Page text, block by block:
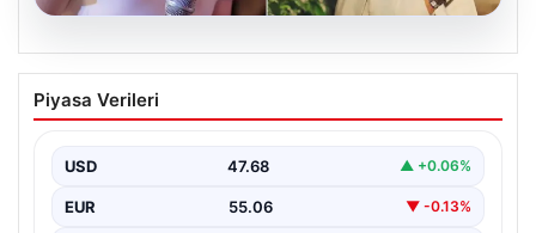
‘Yeraltı’ dizisinde şok olay! Babası suç
duyurusunda bulundu: ‘Kızımla reşit
Piyasa Verileri
USD 47.68 ▲ +0.06%
EUR 55.06 ▼ -0.13%